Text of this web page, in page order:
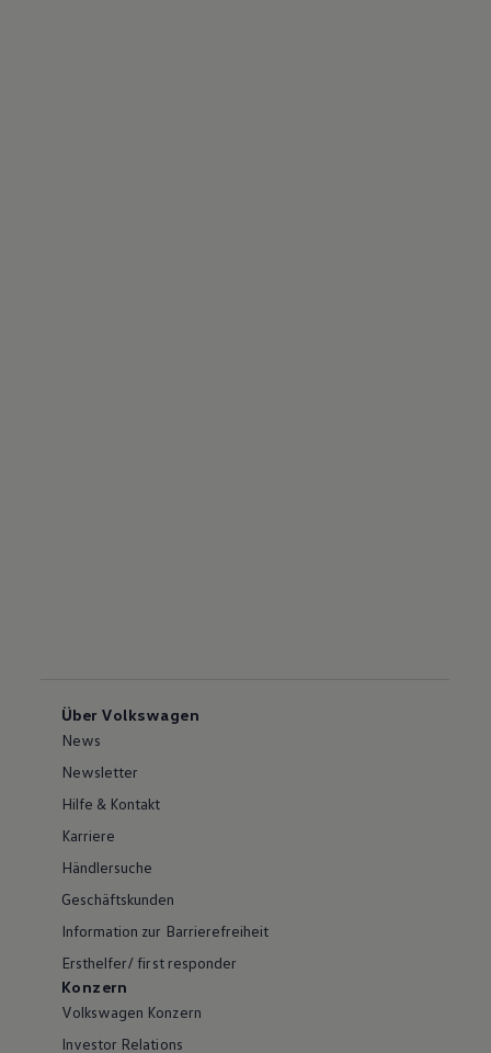
Über Volkswagen
News
Newsletter
Hilfe & Kontakt
Karriere
Händlersuche
Geschäftskunden
Information zur Barrierefreiheit
Ersthelfer/ first responder
Konzern
Volkswagen Konzern
Investor Relations